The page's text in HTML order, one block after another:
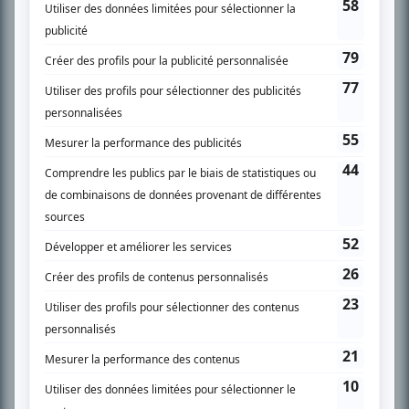
SUR LE RÉSEAU BIZZ MÉDIA
Accueil
Liste des oeuvres
Liste des comédiens
Recherche avancée
À propos
Nous contacter
Termes et conditions
Politique de confidentialité